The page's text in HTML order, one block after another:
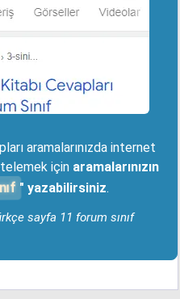
aramalarınızda internet
için aramalarınızın
" yazabilirsiniz.
sayfa 11 forum sınıf